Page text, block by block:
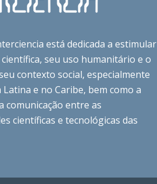
está dedicada a estimular
seu uso humanitário e o
contexto social, especialmente
Latina e no Caribe, bem como a
comunicação entre as
científicas e tecnológicas das